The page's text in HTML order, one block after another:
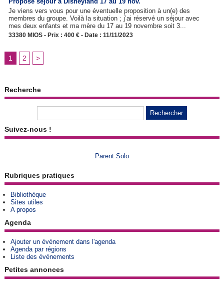
Je viens vers vous pour une éventuelle proposition à un(e) des
membres du groupe. Voilà la situation ; j’ai réservé un séjour avec
mes deux enfants et ma mère du 17 au 19 novembre soit 3...
33380 MIOS - Prix : 400 € - Date : 11/11/2023
1 2 >
Recherche
Suivez-nous !
Parent Solo
Rubriques pratiques
Bibliothèque
Sites utiles
A propos
Agenda
Ajouter un événement dans l'agenda
Agenda par régions
Liste des événements
Petites annonces